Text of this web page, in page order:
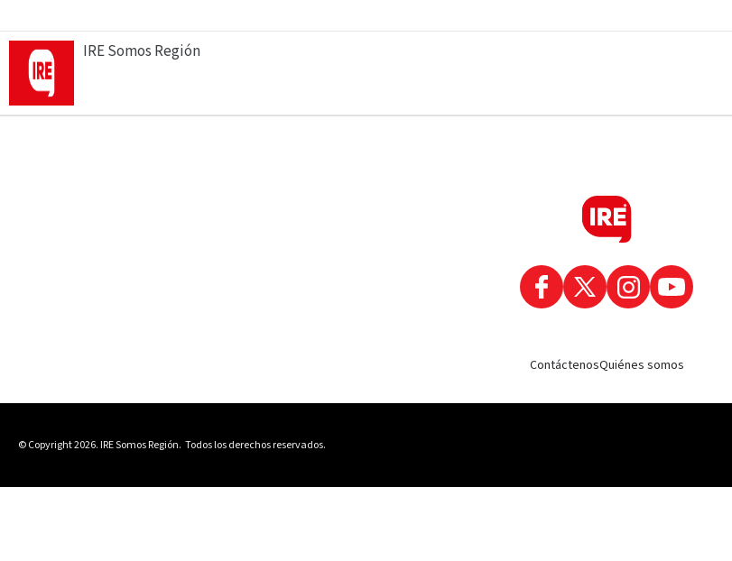
IRE Somos Región
ContáctenosQuiénes somos
© Copyright 2026. IRE Somos Región. Todos los derechos reservados.